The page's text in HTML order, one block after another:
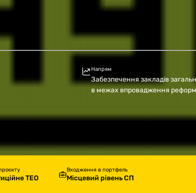
Напрям
Забезпечення закладів
в межах впровадження
ТЕО
Входження в портфель
Місцевий рівень СП